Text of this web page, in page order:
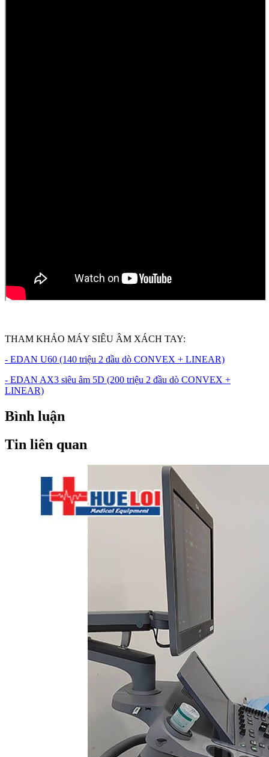
THAM KHẢO MÁY SIÊU ÂM XÁCH TAY:
- EDAN U60 (140 triệu 2 đầu dò CONVEX + LINEAR)
- EDAN AX3 siêu âm 5D (200 triệu 2 đầu dò CONVEX +
LINEAR)
Bình luận
Tin liên quan